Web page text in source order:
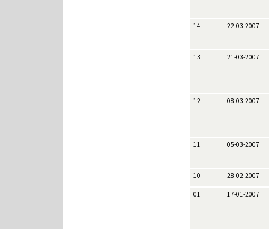
14 22-03-2007
13 21-03-2007
12 08-03-2007
11 05-03-2007
10 28-02-2007
01 17-01-2007